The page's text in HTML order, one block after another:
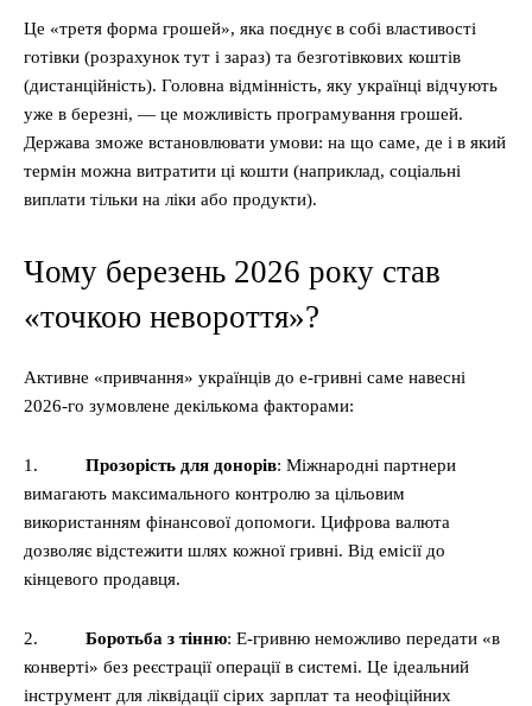
Це «третя форма грошей», яка поєднує в собі властивості
готівки (розрахунок тут і зараз) та безготівкових коштів
(дистанційність). Головна відмінність, яку українці відчують
уже в березні, — це можливість програмування грошей.
Держава зможе встановлювати умови: на що саме, де і в який
термін можна витратити ці кошти (наприклад, соціальні
виплати тільки на ліки або продукти).
Чому березень 2026 року став
«точкою невороття»?
Активне «привчання» українців до е-гривні саме навесні
2026-го зумовлене декількома факторами:
1. Прозорість для донорів: Міжнародні партнери
вимагають максимального контролю за цільовим
використанням фінансової допомоги. Цифрова валюта
дозволяє відстежити шлях кожної гривні. Від емісії до
кінцевого продавця.
2. Боротьба з тінню: Е-гривню неможливо передати «в
конверті» без реєстрації операції в системі. Це ідеальний
інструмент для ліквідації сірих зарплат та неофіційних